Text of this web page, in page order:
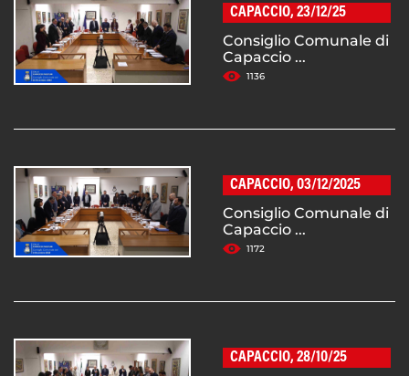
CAPACCIO, 23/12/25
Consiglio Comunale di
Capaccio ...
1136
CAPACCIO, 03/12/2025
Consiglio Comunale di
Capaccio ...
1172
CAPACCIO, 28/10/25